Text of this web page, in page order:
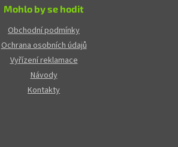
Mohlo by se hodit
Obchodní podmínky
Ochrana osobních údajů
Vyřízení reklamace
Návody
Kontakty